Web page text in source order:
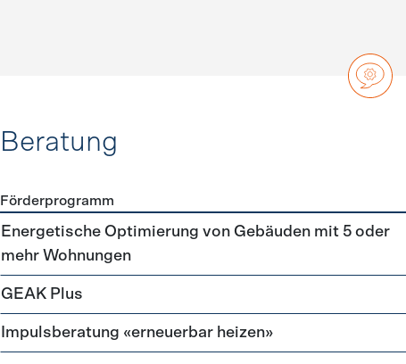
Beratung
Förderprogramme Beratung
Förderprogramm
Energetische Optimierung von Gebäuden mit 5 oder
mehr Wohnungen
GEAK Plus
Impulsberatung «erneuerbar heizen»